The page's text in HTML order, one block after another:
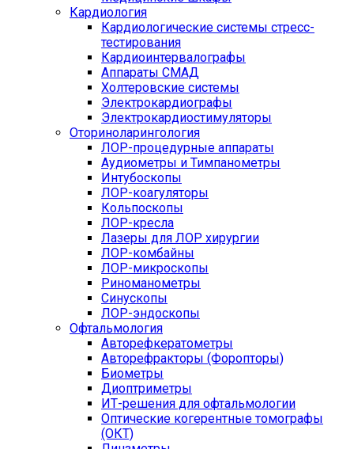
Кардиология
Кардиологические системы стресс-
тестирования
Кардиоинтервалографы
Аппараты СМАД
Холтеровские системы
Электрокардиографы
Электрокардиостимуляторы
Оториноларингология
ЛОР-процедурные аппараты
Аудиометры и Тимпанометры
Интубоскопы
ЛОР-коагуляторы
Кольпоскопы
ЛОР-кресла
Лазеры для ЛОР хирургии
ЛОР-комбайны
ЛОР-микроскопы
Риноманометры
Синускопы
ЛОР-эндоскопы
Офтальмология
Авторефкератометры
Авторефракторы (Форопторы)
Биометры
Диоптриметры
ИТ-решения для офтальмологии
Оптические когерентные томографы
(ОКТ)